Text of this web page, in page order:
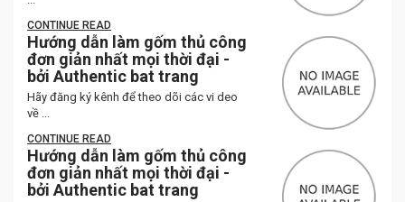
CONTINUE READ
Hướng dẫn làm gốm thủ công
đơn giản nhất mọi thời đại -
bởi Authentic bat trang
Hãy đăng ký kênh để theo dõi các vi deo
về ...
CONTINUE READ
Hướng dẫn làm gốm thủ công
đơn giản nhất mọi thời đại -
bởi Authentic bat trang